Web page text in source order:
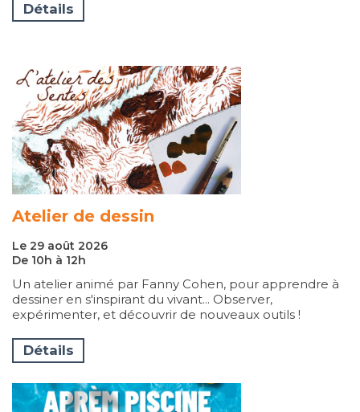
Détails
Atelier de dessin
Le 29 août 2026
De 10h à 12h
Un atelier animé par Fanny Cohen, pour apprendre à
dessiner en s'inspirant du vivant... Observer,
expérimenter, et découvrir de nouveaux outils !
Détails